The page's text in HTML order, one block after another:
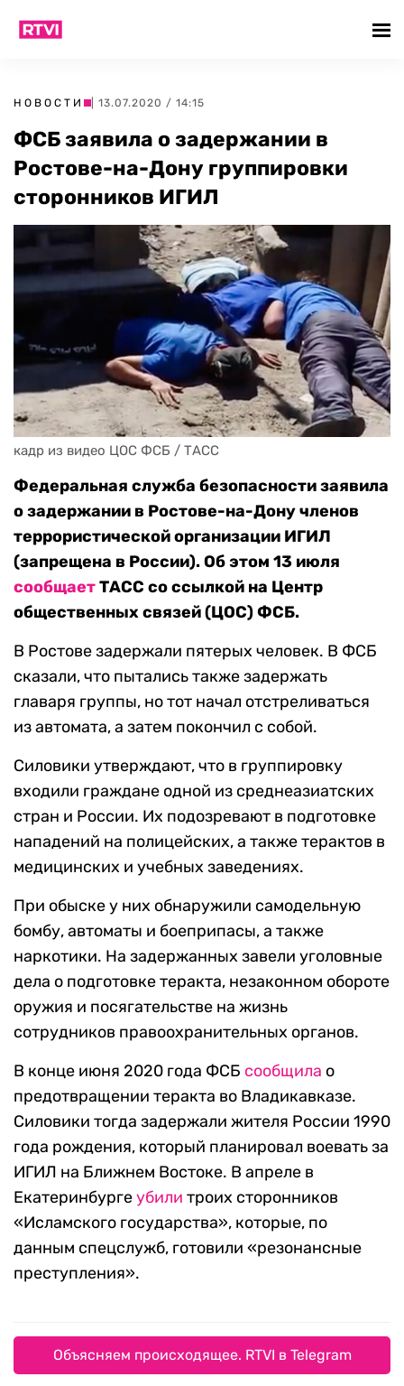
НОВОСТИ | 13.07.2020 / 14:15
ФСБ заявила о задержании в
Ростове-на-Дону группировки
сторонников ИГИЛ
кадр из видео ЦОС ФСБ / ТАСС
Федеральная служба безопасности заявила
о задержании в Ростове-на-Дону членов
террористической организации ИГИЛ
(запрещена в России). Об этом 13 июля
сообщаетТАСС со ссылкой на Центр
общественных связей (ЦОС) ФСБ.
В Ростове задержали пятерых человек. В ФСБ
сказали, что пытались также задержать
главаря группы, но тот начал отстреливаться
из автомата, а затем покончил с собой.
Силовики утверждают, что в группировку
входили граждане одной из среднеазиатских
стран и России. Их подозревают в подготовке
нападений на полицейских, а также терактов в
медицинских и учебных заведениях.
При обыске у них обнаружили самодельную
бомбу, автоматы и боеприпасы, а также
наркотики. На задержанных завели уголовные
дела о подготовке теракта, незаконном обороте
оружия и посягательстве на жизнь
сотрудников правоохранительных органов.
В конце июня 2020 года ФСБ сообщила о
предотвращении теракта во Владикавказе.
Силовики тогда задержали жителя России 1990
года рождения, который планировал воевать за
ИГИЛ на Ближнем Востоке. В апреле в
Екатеринбургеубили троих сторонников
«Исламского государства», которые, по
данным спецслужб, готовили «резонансные
преступления».
Объясняем происходящее. RTVI в Telegram